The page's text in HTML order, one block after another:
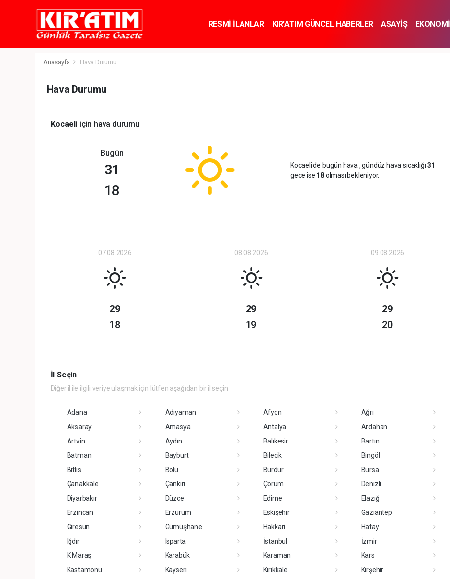
RESMİ İLANLAR KIR'ATIM GÜNCEL HABERLER ASAYİŞ EKONOMİ
Anasayfa Hava Durumu
Hava Durumu
Kocaeli için hava durumu
Bugün
31
18
Kocaeli de bugün hava , gündüz hava sıcaklığı31
gece ise 18olması bekleniyor.
07.08.2026
29
18
08.08.2026
29
19
09.08.2026
29
20
İl Seçin
Diğer il ile ilgili veriye ulaşmak için lütfen aşağıdan bir il seçin
Adana Adıyaman Afyon
Ağrı
Aksaray
Amasya Antalya
Ardahan
Artvin
Aydın Balıkesir
Bartın
Batman
Bayburt Bilecik
Bingöl
Bitlis
Bolu Burdur
Bursa
Çanakkale
Çankırı Çorum
Denizli
Diyarbakır
Düzce Edirne
Elazığ
Erzincan
Erzurum Eskişehir
Gaziantep
Giresun
Gümüşhane Hakkari
Hatay
Iğdır
Isparta İstanbul
İzmir
K.Maraş
Karabük Karaman
Kars
Kastamonu
Kayseri Kırıkkale
Kırşehir